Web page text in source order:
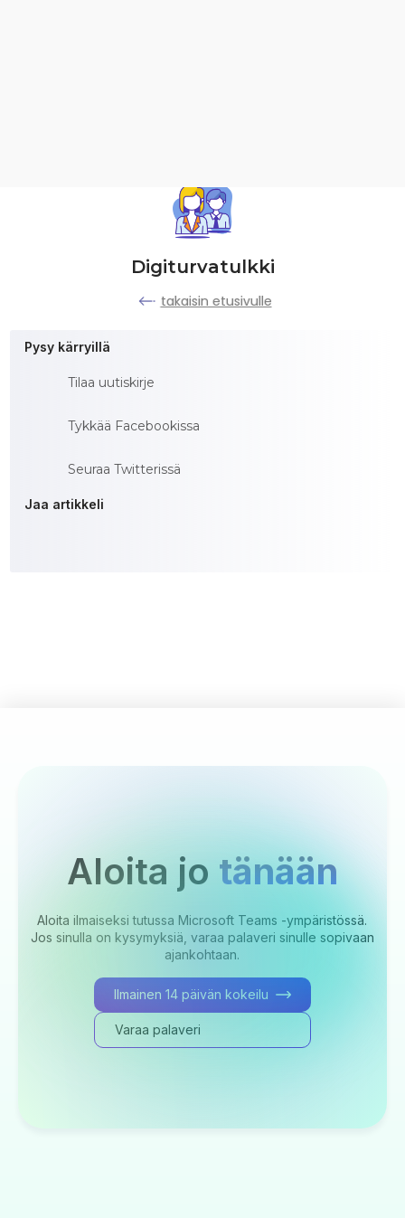
Digiturvatulkki
takaisin etusivulle
Pysy kärryillä
Tilaa uutiskirje
Tykkää Facebookissa
Seuraa Twitterissä
Jaa artikkeli
Aloita jo tänään
Aloita ilmaiseksi tutussa Microsoft Teams -ympäristössä.
Jos sinulla on kysymyksiä, varaa palaveri sinulle sopivaan
ajankohtaan.
Ilmainen 14 päivän kokeilu
Varaa palaveri